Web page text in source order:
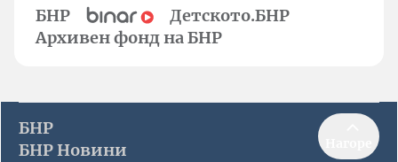
БНР
Детското.БНР
Архивен фонд на БНР
БНР
БНР Новини